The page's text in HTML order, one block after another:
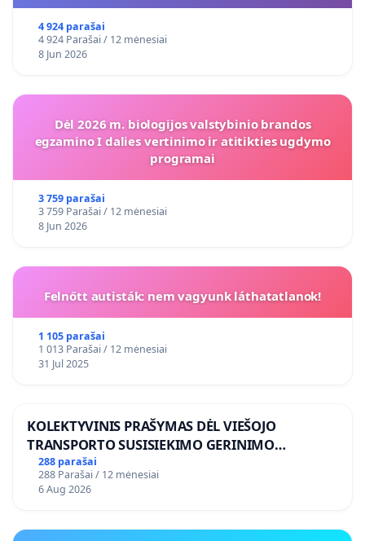
4 924 parašai
4 924 Parašai / 12 mėnesiai
8 Jun 2026
Dėl 2026 m. biologijos valstybinio brandos
egzamino I dalies vertinimo ir atitikties ugdymo
programai
3 759 parašai
3 759 Parašai / 12 mėnesiai
8 Jun 2026
Felnőtt autisták: nem vagyunk láthatatlanok!
1 105 parašai
1 013 Parašai / 12 mėnesiai
31 Jul 2025
KOLEKTYVINIS PRAŠYMAS DĖL VIEŠOJO
TRANSPORTO SUSISIEKIMO GERINIMO
VOSYLIUKŲ KAIME
288 parašai
288 Parašai / 12 mėnesiai
6 Aug 2026